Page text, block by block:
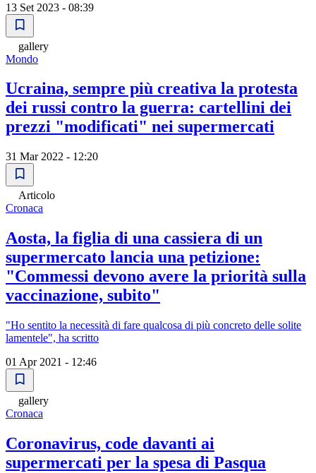
13 Set 2023 - 08:39
gallery
Mondo
Ucraina, sempre più creativa la protesta
dei russi contro la guerra: cartellini dei
prezzi "modificati" nei supermercati
31 Mar 2022 - 12:20
Articolo
Cronaca
Aosta, la figlia di una cassiera di un
supermercato lancia una petizione:
"Commessi devono avere la priorità sulla
vaccinazione, subito"
"Ho sentito la necessità di fare qualcosa di più concreto delle solite
lamentele", ha scritto
01 Apr 2021 - 12:46
gallery
Cronaca
Coronavirus, code davanti ai
supermercati per la spesa di Pasqua